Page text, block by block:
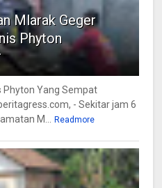
Mlarak Geger
Phyton
Phyton Yang Sempat
- Sekitar jam 6
M...
Readmore